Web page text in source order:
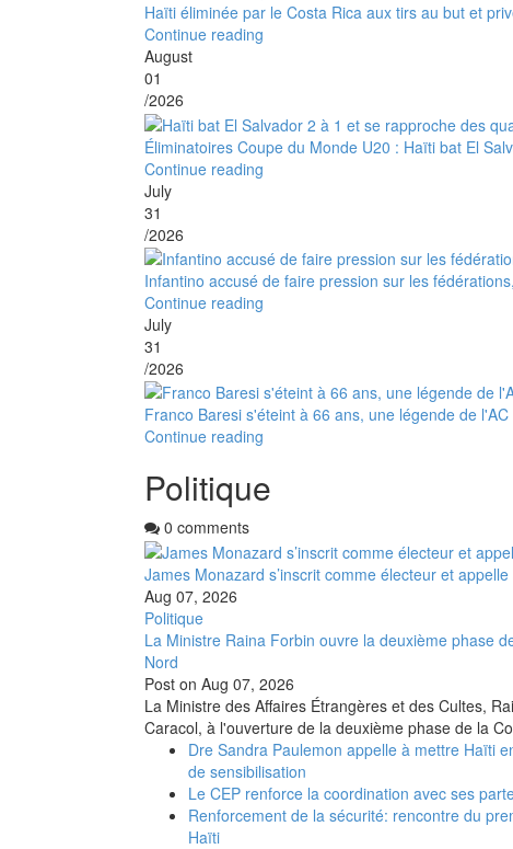
Haïti éliminée par le Costa Rica aux tirs au but et
Continue reading
August
01
/2026
Éliminatoires Coupe du Monde U20 : Haïti bat El
Continue reading
July
31
/2026
Infantino accusé de faire pression sur les
Continue reading
July
31
/2026
Franco Baresi s'éteint à 66 ans, une légende de
Continue reading
Politique
0 comments
James Monazard s’inscrit comme électeur et
Aug 07, 2026
Politique
La Ministre Raina Forbin ouvre la deuxième phase
Nord
Post on Aug 07, 2026
La Ministre des Affaires Étrangères et des Cultes,
Caracol, à l'ouverture de la deuxième phase de la
Dre Sandra Paulemon appelle à mettre Haïti
de sensibilisation
Le CEP renforce la coordination avec ses
Renforcement de la sécurité: rencontre du
Haïti